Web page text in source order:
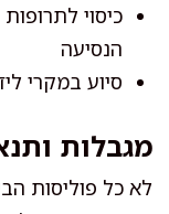
כיסוי
הנסיעה
סיוע במקרי
מגבלות
לא כל פוליסות